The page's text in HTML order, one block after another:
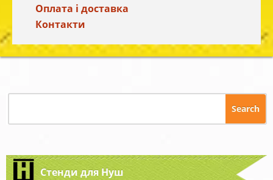
Оплата і доставка
Контакти
Стенди для Нуш